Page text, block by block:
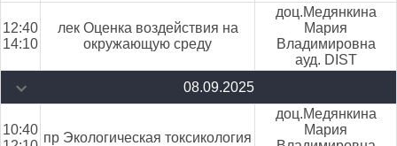
12:40
14:10
лек Оценка воздействия на
окружающую среду
доц.Медянкина
Мария
Владимировна
ауд. DIST
08.09.2025
10:40
пр Экологическая токсикология
доц.Медянкина
Мария